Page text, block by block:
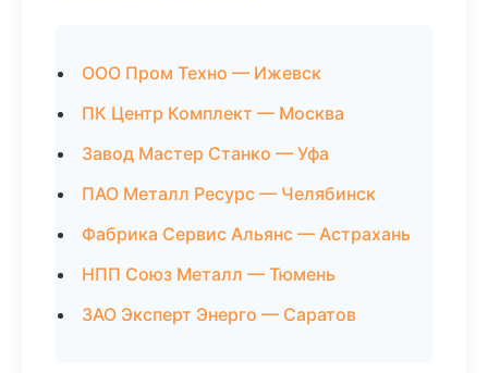
ООО Пром Техно — Ижевск
ПК Центр Комплект — Москва
Завод Мастер Станко — Уфа
ПАО Металл Ресурс — Челябинск
Фабрика Сервис Альянс — Астрахань
НПП Союз Металл — Тюмень
ЗАО Эксперт Энерго — Саратов